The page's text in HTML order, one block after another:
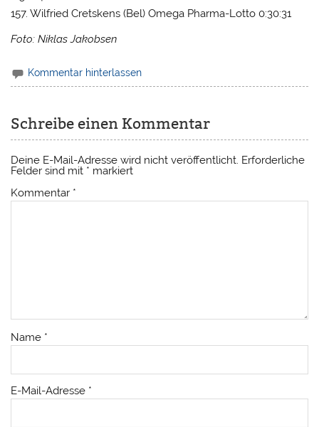
157. Wilfried Cretskens (Bel) Omega Pharma-Lotto 0:30:31
Foto: Niklas Jakobsen
Kommentar hinterlassen
Schreibe einen Kommentar
Deine E-Mail-Adresse wird nicht veröffentlicht. Erforderliche
Felder sind mit * markiert
Kommentar *
Name *
E-Mail-Adresse *